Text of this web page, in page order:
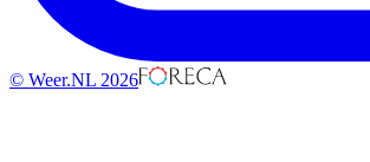
© Weer.NL 2026